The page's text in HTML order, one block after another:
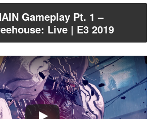
Gameplay Pt. 1 –
Live | E3 2019